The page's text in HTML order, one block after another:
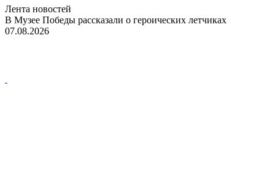
Лента новостей
В Музее Победы рассказали о героических летчиках
07.08.2026